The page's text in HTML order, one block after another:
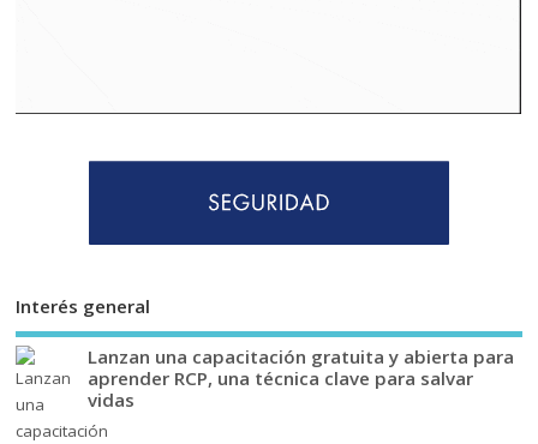
Interés general
Lanzan una capacitación gratuita y abierta para
aprender RCP, una técnica clave para salvar
vidas